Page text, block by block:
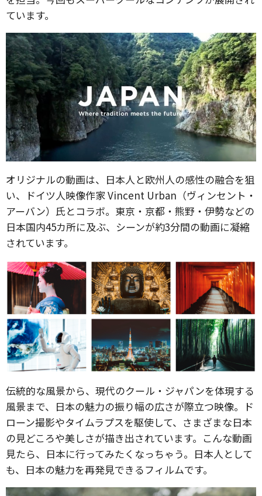
ています。
オリジナルの動画は、日本人と欧州人の感性の融合を狙
い、ドイツ人映像作家 Vincent Urban（ヴィンセント・
アーバン）氏とコラボ。東京・京都・熊野・伊勢などの
日本国内45カ所に及ぶ、シーンが約3分間の動画に凝縮
されています。
伝統的な風景から、現代のクール・ジャパンを体現する
風景まで、日本の魅力の振り幅の広さが際立つ映像。ド
ローン撮影やタイムラプスを駆使して、さまざまな日本
の見どころや美しさが描き出されています。こんな動画
見たら、日本に行ってみたくなっちゃう。日本人として
も、日本の魅力を再発見できるフィルムです。